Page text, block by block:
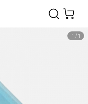
1 / 1